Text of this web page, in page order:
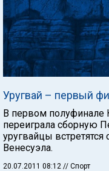
Уругвай – первый
В первом полуфинале
переиграла сборную
уругвайцы
Венесуэла.
20.07.2011 08:12 // Спорт